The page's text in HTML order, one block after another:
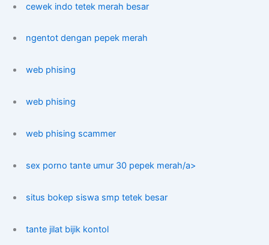
cewek indo tetek merah besar
ngentot dengan pepek merah
web phising
web phising
web phising scammer
sex porno tante umur 30 pepek merah/a>
situs bokep siswa smp tetek besar
tante jilat bijik kontol